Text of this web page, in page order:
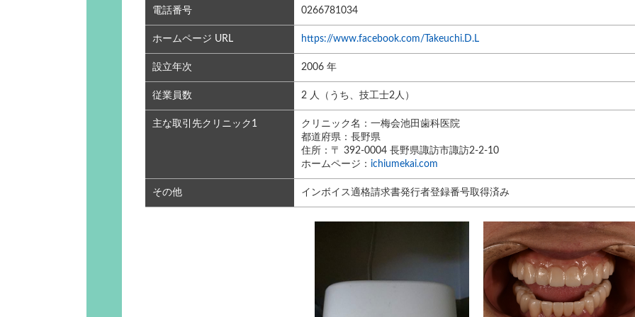
電話番号 0266781034
ホームページ URL https://www.facebook.com/Takeuchi.D.L
設立年次 2006 年
従業員数 2 人（うち、技工士2人）
主な取引先クリニック1
クリニック名：一梅会池田歯科医院
都道府県：長野県
住所：〒 392-0004 長野県諏訪市諏訪2-2-10
ホームページ： ichiumekai.com
その他 インボイス適格請求書発行者登録番号取得済み